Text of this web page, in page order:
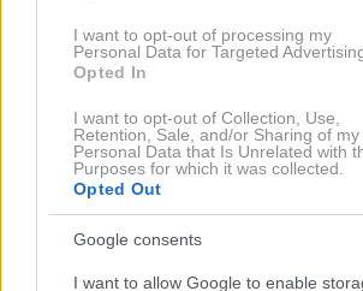
I want to opt-out of processing my
Personal Data for Targeted
Opted In
I want to opt-out of Collection, Use,
Retention, Sale, and/or Sharing of my
Personal Data that Is Unrelated with
Purposes for which it was collected.
Opted Out
Google consents
I want to allow Google to enable
Ne bo zadnji
Čeprav bo i4 svojo pravo premiero
prihodnjih tednih, pa so pri BMW-ju
tehničnih podrobnosti novinca. Tako
ponujal
do kar 390 kilovatov moči,